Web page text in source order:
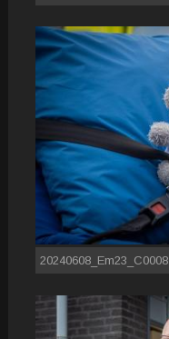
20240608_Em23_C0008